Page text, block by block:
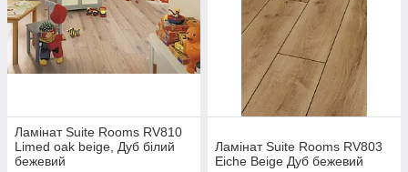
Ламінат Suite Rooms RV810
Limed oak beige, Дуб білий
бежевий
Ламінат Suite Rooms RV803
Eiche Beige Дуб бежевий